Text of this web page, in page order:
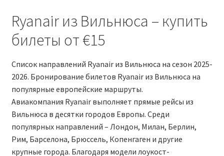
RYANAIR ПОРТУГАЛИЯ
Ryanair Россия
RYANAIR ТЕЛЬ-АВИВ, ЭЙЛАТ, ИЗРАИЛЬ
RYANAIR УКРАИНА | АВИАБИЛЕТЫ ОТ €15
Ryanair из Вильнюса – купить
билеты от €15
Список направлений Ryanair из Вильнюса на сезон 2025-
2026. Бронирование билетов Ryanair из Вильнюса на
популярные европейские маршруты.
Авиакомпания Ryanair выполняет прямые рейсы из
Вильнюса в десятки городов Европы. Среди
популярных направлений – Лондон, Милан, Берлин,
Рим, Барселона, Брюссель, Копенгаген и другие
крупные города. Благодаря модели лоукост-